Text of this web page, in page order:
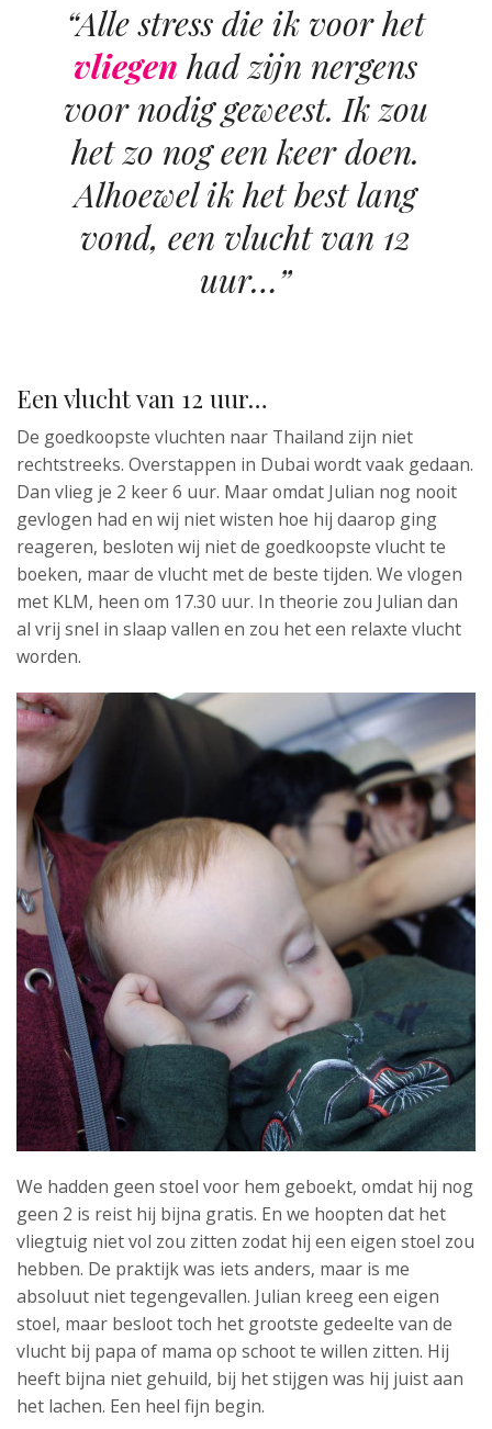
“Alle stress die ik voor het
vliegen had zijn nergens
voor nodig geweest. Ik zou
het zo nog een keer doen.
Alhoewel ik het best lang
vond, een vlucht van 12
uur…”
Een vlucht van 12 uur…
De goedkoopste vluchten naar Thailand zijn niet
rechtstreeks. Overstappen in Dubai wordt vaak gedaan.
Dan vlieg je 2 keer 6 uur. Maar omdat Julian nog nooit
gevlogen had en wij niet wisten hoe hij daarop ging
reageren, besloten wij niet de goedkoopste vlucht te
boeken, maar de vlucht met de beste tijden. We vlogen
met KLM, heen om 17.30 uur. In theorie zou Julian dan
al vrij snel in slaap vallen en zou het een relaxte vlucht
worden.
We hadden geen stoel voor hem geboekt, omdat hij nog
geen 2 is reist hij bijna gratis. En we hoopten dat het
vliegtuig niet vol zou zitten zodat hij een eigen stoel zou
hebben. De praktijk was iets anders, maar is me
absoluut niet tegengevallen. Julian kreeg een eigen
stoel, maar besloot toch het grootste gedeelte van de
vlucht bij papa of mama op schoot te willen zitten. Hij
heeft bijna niet gehuild, bij het stijgen was hij juist aan
het lachen. Een heel fijn begin.